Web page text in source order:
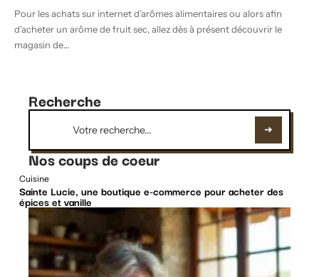
Pour les achats sur internet d’arômes alimentaires ou alors afin
d'acheter un arôme de fruit sec, allez dès à présent découvrir le
magasin de…
Recherche
Nos coups de coeur
Cuisine
Sainte Lucie, une boutique e-commerce pour acheter des
épices et vanille